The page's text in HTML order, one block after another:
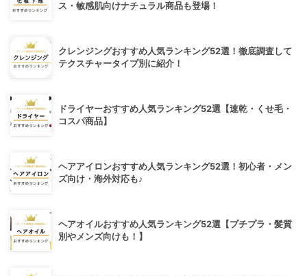
ス・敏感肌向けナチュラル商品も登場！
クレンジングおすすめ人気ランキング52選！徹底調査して
テクスチャータイプ別に紹介！
ドライヤーおすすめ人気ランキング52選【速乾・くせ毛・
コスパ商品】
ヘアアイロンおすすめ人気ランキング52選！初心者・メン
ズ向け・海外対応も♪
ヘアオイルおすすめ人気ランキング52選【プチプラ・髪質
別やメンズ向けも！】